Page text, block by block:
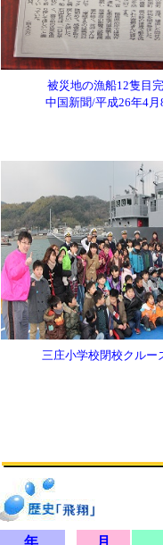
被災地の漁船12隻目
中国新聞/平成26年4月
三庄小学校閉校クル
年 月